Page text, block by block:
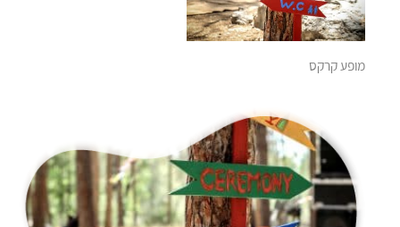
מופע קרקס